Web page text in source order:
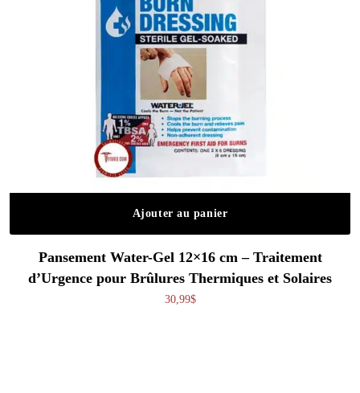
Ajouter au panier
Pansement Water-Gel 12×16 cm – Traitement
d’Urgence pour Brûlures Thermiques et Solaires
30,99$